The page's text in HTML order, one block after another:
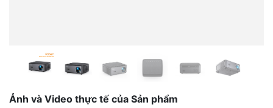
Ảnh và Video thực tế của Sản phẩm